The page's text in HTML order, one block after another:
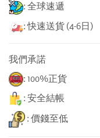
: 全球速遞
: 快速送貨 (4-6日)
我們承諾
: 100%正貨
: 安全結帳
: 價錢至低